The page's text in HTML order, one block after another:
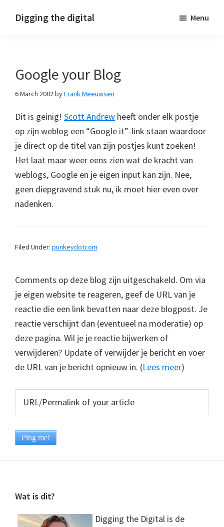
Digging the digital Menu
Google your Blog
6 March 2002byFrank Meeuwsen
Dit is geinig! Scott Andrew heeft onder elk postje
op zijn weblog een “Google it”-link staan waardoor
je direct op de titel van zijn postjes kunt zoeken!
Het laat maar weer eens zien wat de kracht van
weblogs, Google en je eigen input kan zijn. Nee,
geen diepgravend stuk nu, ik moet hier even over
nadenken.
Filed Under: punkeydotcom
Comments op deze blog zijn uitgeschakeld. Om via
je eigen website te reageren, geef de URL van je
reactie die een link bevatten naar deze blogpost. Je
reactie verschijnt dan (eventueel na moderatie) op
deze pagina. Wil je je reactie bijwerken of
verwijderen? Update of verwijder je bericht en voer
de URL van je bericht opnieuw in. (Lees meer)
Footer
Wat is dit?
Digging the Digital is de